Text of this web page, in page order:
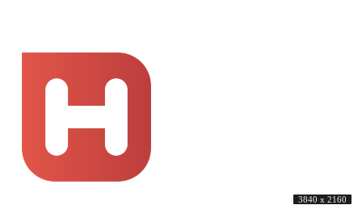
3840 x 2160
3840 x 2160
3840 x 2160
5160 x 2160
3840 x 2160
3840 x 2160
3840 x 2160
5000 x 2500
3840 x 2160
3840 x 2160